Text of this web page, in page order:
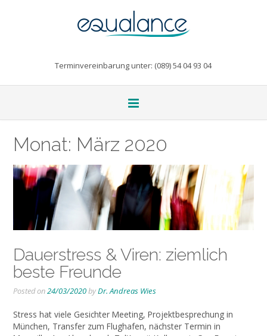
Terminvereinbarung unter: (089) 54 04 93 04
Monat: März 2020
Dauerstress & Viren: ziemlich
beste Freunde
Posted on24/03/2020byDr. Andreas Wies
Stress hat viele Gesichter Meeting, Projektbesprechung in
München, Transfer zum Flughafen, nächster Termin in